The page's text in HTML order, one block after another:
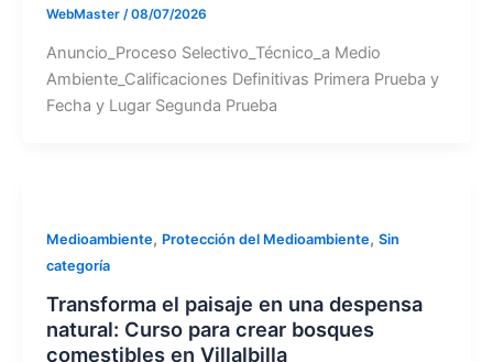
WebMaster /08/07/2026
Anuncio_Proceso Selectivo_Técnico_a Medio
Ambiente_Calificaciones Definitivas Primera Prueba y
Fecha y Lugar Segunda Prueba
Medioambiente, Protección del Medioambiente, Sin
categoría
Transforma el paisaje en una despensa
natural: Curso para crear bosques
comestibles en Villalbilla